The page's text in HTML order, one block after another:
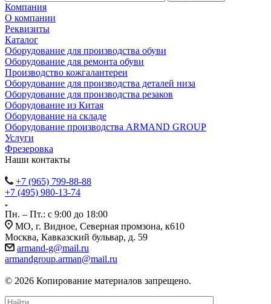
Компания
О компании
Реквизиты
Каталог
Оборудование для производства обуви
Оборудование для ремонта обуви
Производство кожгалантереи
Оборудование для производства деталей низа
Оборудование для производства резаков
Оборудование из Китая
Оборудование на складе
Оборудование производства ARMAND GROUP
Услуги
Фрезеровка
Наши контакты
+7 (965) 799-88-88
+7 (495) 980-13-74
Пн. – Пт.: с 9:00 до 18:00
МО, г. Видное, Северная промзона, к610
Москва, Кавказский бульвар, д. 59
armand-g@mail.ru
armandgroup.arman@mail.ru
© 2026 Копирование материалов запрещено.